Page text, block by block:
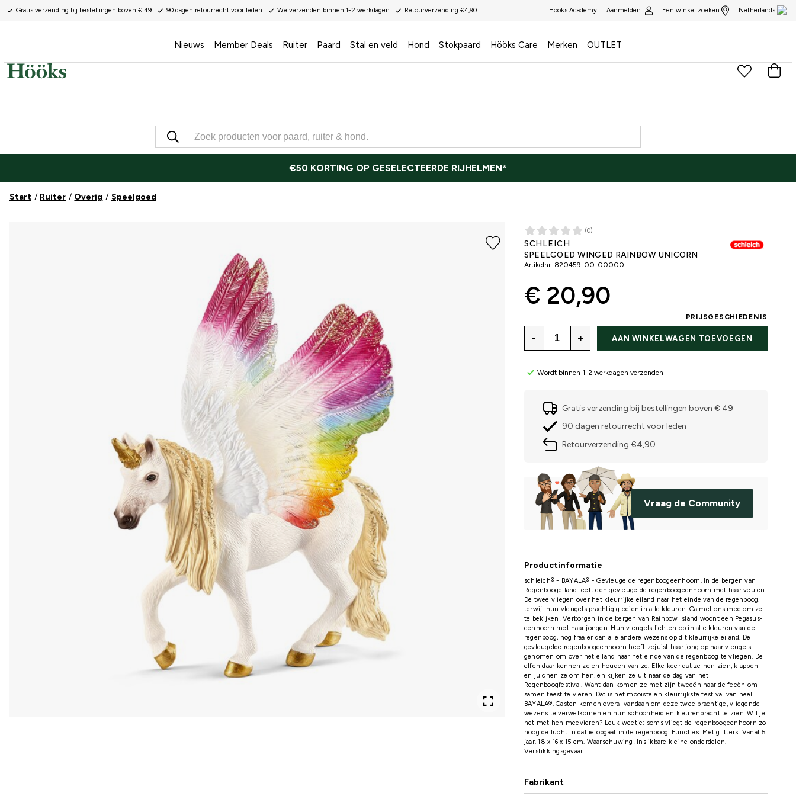
Gratis verzending bij bestellingen boven € 49 90 dagen retourrecht voor leden We verzenden binnen 1-2 werkdagen Retourverzending €4,90 Hööks Academy Aanmelden Een winkel zoeken Netherlands
Nieuws Member Deals Ruiter Paard Stal en veld Hond Stokpaard Hööks Care Merken OUTLET
€50 KORTING OP GESELECTEERDE RIJHELMEN*
Start Ruiter Overig Speelgoed
(0)
SCHLEICH
SPEELGOED WINGED RAINBOW UNICORN
Artikelnr. 820459-00-00000
€ 20,90
PRIJSGESCHIEDENIS
- + AAN WINKELWAGEN TOEVOEGEN
Wordt binnen 1-2 werkdagen verzonden
Gratis verzending bij bestellingen boven € 49
90 dagen retourrecht voor leden
Retourverzending €4,90
Vraag de Community
Productinformatie
schleich® - BAYALA® - Gevleugelde regenboogeenhoorn. In de bergen van
Regenboogeiland leeft een gevleugelde regenboogeenhoorn met haar veulen.
De twee vliegen over het kleurrijke eiland naar het einde van de regenboog,
terwijl hun vleugels prachtig gloeien in alle kleuren. Ga met ons mee om ze
te bekijken! Verborgen in de bergen van Rainbow Island woont een Pegasus-
eenhoorn met haar jongen. Hun vleugels lichten op in alle kleuren van de
regenboog, nog fraaier dan alle andere wezens op dit kleurrijke eiland. De
gevleugelde regenboogeenhoorn heeft zojuist haar jong op haar vleugels
genomen om over het eiland naar het einde van de regenboog te vliegen. De
elfen daar kennen ze en houden van ze. Elke keer dat ze hen zien, klappen
en juichen ze om hen, en kijken ze uit naar de dag van het
Regenboogfestival. Want dan komen ze met zijn tweeën naar de feeën om
samen feest te vieren. Dat is het mooiste en kleurrijkste festival van heel
BAYALA®. Gasten komen overal vandaan om deze twee prachtige, vliegende
wezens te verwelkomen en hun schoonheid en kleurenpracht te zien. Wil je
het met hen meevieren? Leuk weetje: soms vliegt de regenboogeenhoorn zo
hoog de lucht in dat ie opgaat in de regenboog. Functies: Met glitters! Vanaf 5
jaar. 18 x 16 x 15 cm. Waarschuwing! Inslikbare kleine onderdelen.
Verstikkingsgevaar.
Fabrikant